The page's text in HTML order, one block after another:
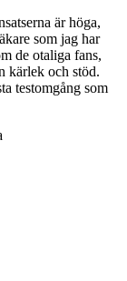
är höga,
som jag har
de otaliga fans,
kärlek och stöd.
testomgång som